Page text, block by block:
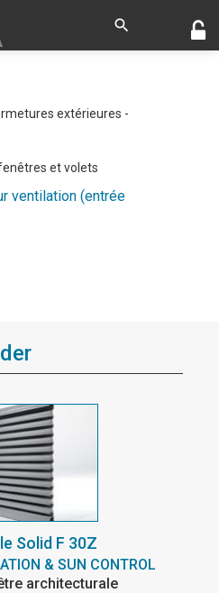
extérieures -
et volets
ventilation (entrée
Solid F 30Z
& SUN CONTROL
architecturale